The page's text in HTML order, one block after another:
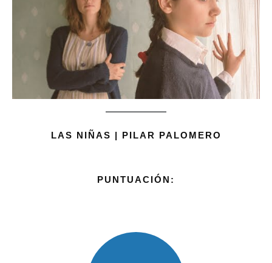
LAS NIÑAS | PILAR PALOMERO
PUNTUACIÓN: